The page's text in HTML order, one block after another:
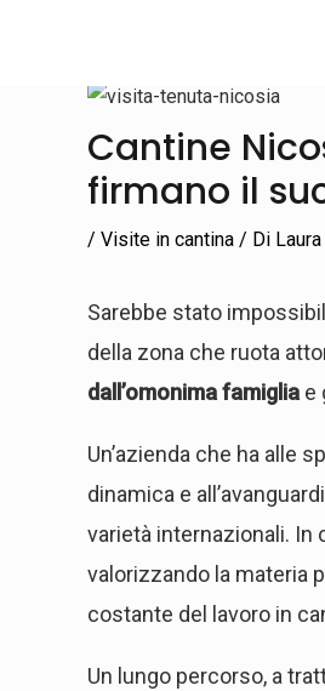
Cantine
firmano il
/ Visite in cantina / Di
Sarebbe stato
della zona che ruota
dall’omonima famigliae
Un’azienda che ha alle
dinamica e
varietà internazionali. In
valorizzando la materia
costante del lavoro in
Un lungo percorso, a
Navigazione
articoli